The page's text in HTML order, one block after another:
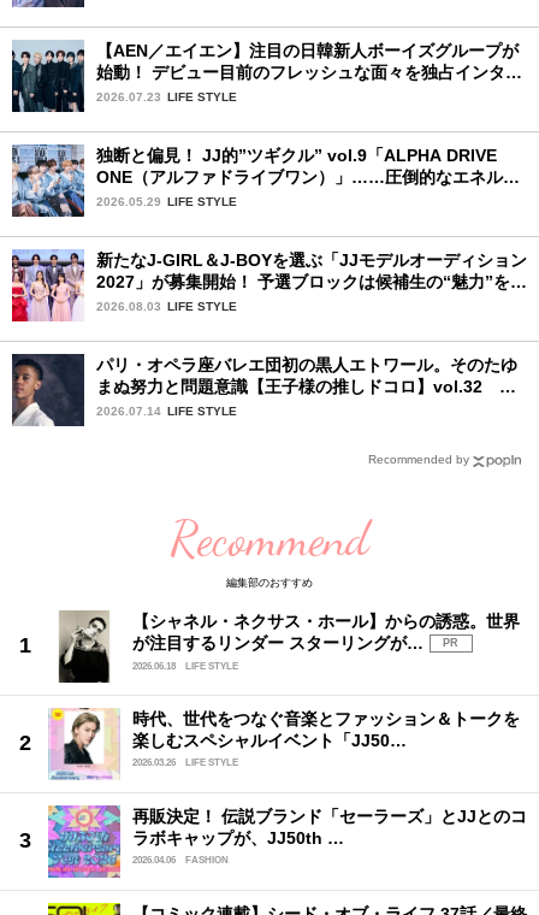
【AEN／エイエン】注目の日韓新人ボーイズグループが
始動！ デビュー目前のフレッシュな面々を独占インタビ
ュー。7人の魅力に迫ります♪
2026.07.23 LIFE STYLE
独断と偏見！ JJ的”ツギクル” vol.9「ALPHA DRIVE
ONE（アルファドライブワン）」……圧倒的なエネルギ
ーで時代を駆け抜ける新世代
2026.05.29 LIFE STYLE
新たなJ-GIRL＆J-BOYを選ぶ「JJモデルオーディション
2027」が募集開始！ 予選ブロックは候補生の“魅力”を重
視した「新システム」に変わります
2026.08.03 LIFE STYLE
パリ・オペラ座バレエ団初の黒人エトワール。そのたゆ
まぬ努力と問題意識【王子様の推しドコロ】vol.32 ギ
ヨーム・ディオップさん
2026.07.14 LIFE STYLE
Recommended by
Recommend
編集部のおすすめ
【シャネル・ネクサス・ホール】からの誘惑。世界
が注目するリンダー スターリングが…
PR
2026.06.18
LIFE STYLE
時代、世代をつなぐ音楽とファッション＆トークを
楽しむスペシャルイベント「JJ50…
2026.03.26 LIFE STYLE
再販決定！ 伝説ブランド「セーラーズ」とJJとのコ
ラボキャップが、JJ50th …
2026.04.06 FASHION